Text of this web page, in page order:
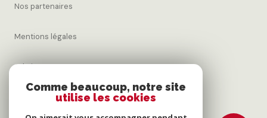
Nos partenaires
Mentions légales
Admin
Nos honoraires
Comme beaucoup, notre site
utilise les cookies